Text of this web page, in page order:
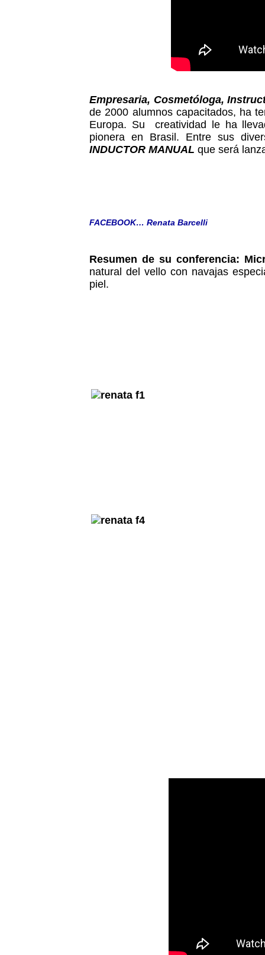
Empresaria, Cosmetóloga,
de 2000 alumnos capacitados, ha
Europa. Su creatividad le ha
pionera en Brasil. Entre sus
INDUCTOR MANUAL que será
FACEBOOK… Renata Barcelli
Resumen de su conferencia:
natural del vello con navajas
piel.